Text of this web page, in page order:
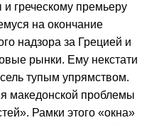
греческому премьеру
на окончание
надзора за Грецией и
рынки. Ему некстати
тупым упрямством.
македонской проблемы
Рамки этого «окна»